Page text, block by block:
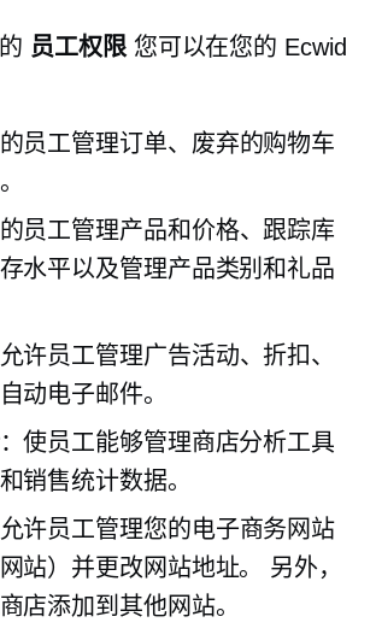
员工权限您可以在您的 Ecwid
员工管理订单、废弃的购物车
员工管理产品和价格、跟踪库
水平以及管理产品类别和礼品
许员工管理广告活动、折扣、
动电子邮件。
：使员工能够管理商店分析工具
销售统计数据。
许员工管理您的电子商务网站
站）并更改网站地址。 另外，
店添加到其他网站。